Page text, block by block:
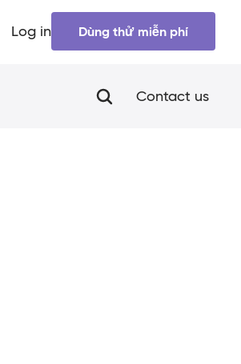
Log in Dùng thử miễn phí
Contact us